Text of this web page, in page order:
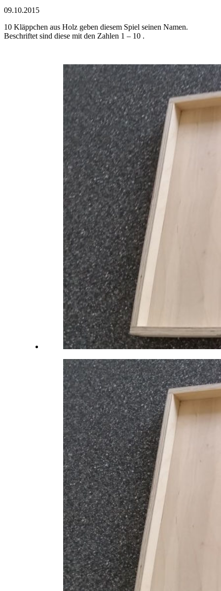
09.10.2015
10 Kläppchen aus Holz geben diesem Spiel seinen Namen.
Beschriftet sind diese mit den Zahlen 1 – 10 .